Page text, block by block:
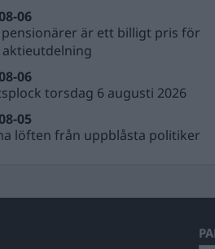
pensionärer är ett billigt pris för
aktieutdelning
06
torsdag 6 augusti 2026
06
löften från uppblåsta politiker
05